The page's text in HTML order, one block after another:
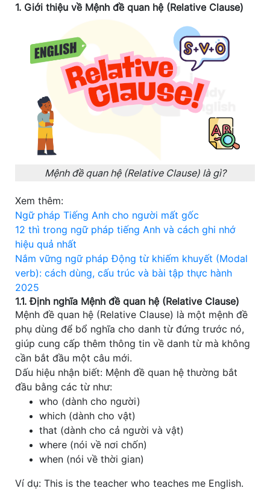
1. Giới thiệu về Mệnh đề quan hệ (Relative Clause)
Mệnh đề quan hệ (Relative Clause) là gì?
Xem thêm:
Ngữ pháp Tiếng Anh cho người mất gốc
12 thì trong ngữ pháp tiếng Anh và cách ghi nhớ
hiệu quả nhất
Nắm vững ngữ pháp Động từ khiếm khuyết (Modal
verb): cách dùng, cấu trúc và bài tập thực hành
2025
1.1. Định nghĩa Mệnh đề quan hệ (Relative Clause)
Mệnh đề quan hệ (Relative Clause) là một mệnh đề
phụ dùng để bổ nghĩa cho danh từ đứng trước nó,
giúp cung cấp thêm thông tin về danh từ mà không
cần bắt đầu một câu mới.
Dấu hiệu nhận biết: Mệnh đề quan hệ thường bắt
đầu bằng các từ như:
who (dành cho người)
which (dành cho vật)
that (dành cho cả người và vật)
where (nói về nơi chốn)
when (nói về thời gian)
Ví dụ: This is the teacher who teaches me English.